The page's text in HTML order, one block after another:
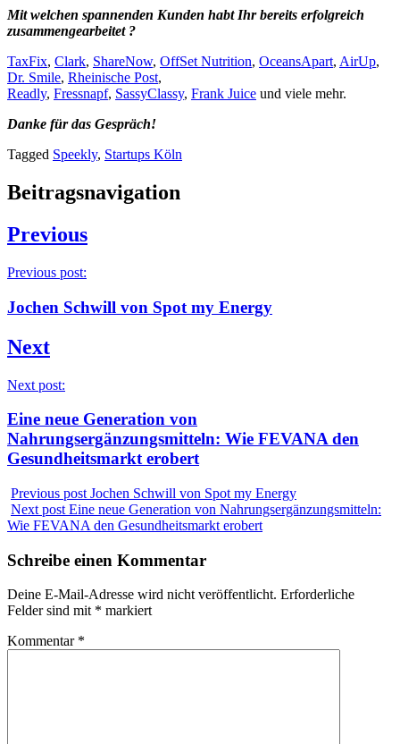
Mit welchen spannenden Kunden habt Ihr bereits erfolgreich
zusammengearbeitet ?
TaxFix, Clark, ShareNow, OffSet Nutrition, OceansApart, AirUp,
Dr. Smile, Rheinische Post,
Readly, Fressnapf, SassyClassy, Frank Juice und viele mehr.
Danke für das Gespräch!
Tagged Speekly, Startups Köln
Beitragsnavigation
Previous
Previous post:
Jochen Schwill von Spot my Energy
Next
Next post:
Eine neue Generation von
Nahrungsergänzungsmitteln: Wie FEVANA den
Gesundheitsmarkt erobert
Previous post Jochen Schwill von Spot my Energy
Next post Eine neue Generation von Nahrungsergänzungsmitteln:
Wie FEVANA den Gesundheitsmarkt erobert
Schreibe einen Kommentar
Deine E-Mail-Adresse wird nicht veröffentlicht. Erforderliche
Felder sind mit * markiert
Kommentar *